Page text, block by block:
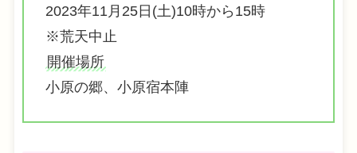
2023年11月25日(土)10時から15時
※荒天中止
開催場所
小原の郷、小原宿本陣